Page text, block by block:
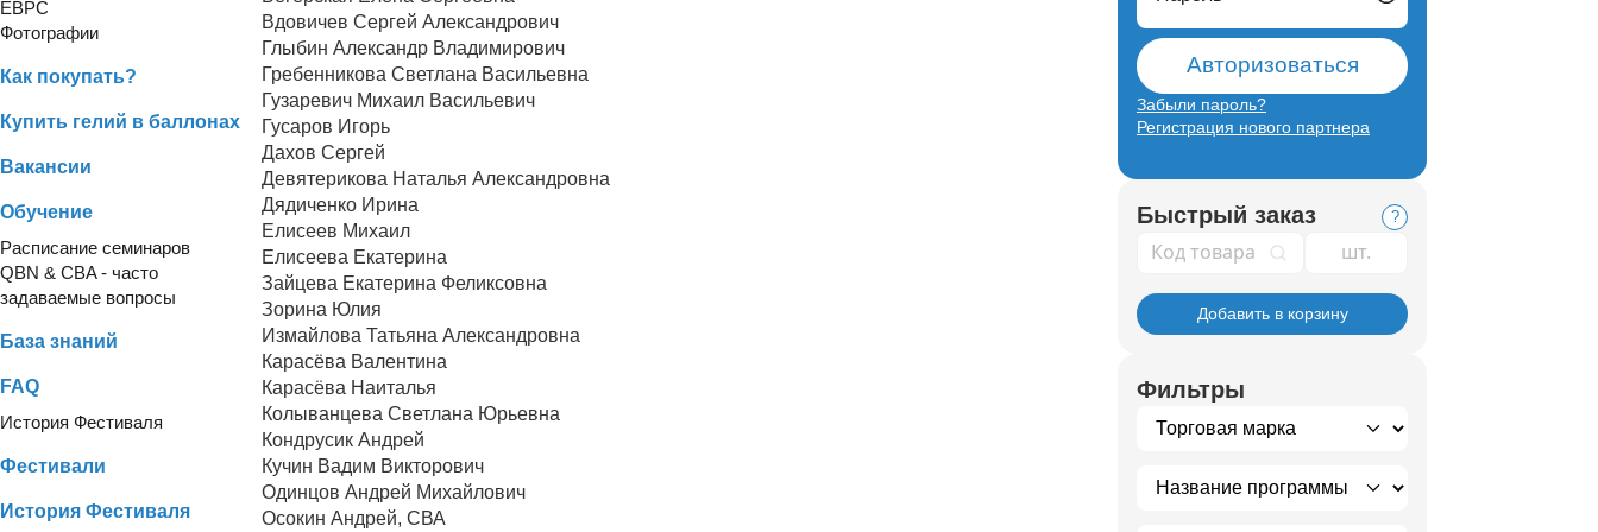
EBPC
Фотографии
Как покупать?
Купить гелий в баллонах
Вакансии
Обучение
Расписание семинаров
QBN & CBA - часто
задаваемые вопросы
База знаний
FAQ
История Фестиваля
Фестивали
История Фестиваля
Вдовичев Сергей Александрович
Глыбин Александр Владимирович
Гребенникова Светлана Васильевна
Гузаревич Михаил Васильевич
Гусаров Игорь
Дахов Сергей
Девятерикова Наталья Александровна
Дядиченко Ирина
Елисеев Михаил
Елисеева Екатерина
Зайцева Екатерина Феликсовна
Зорина Юлия
Измайлова Татьяна Александровна
Карасёва Валентина
Карасёва Наиталья
Колыванцева Светлана Юрьевна
Кондрусик Андрей
Кучин Вадим Викторович
Одинцов Андрей Михайлович
Осокин Андрей, СВА
Авторизоваться
Забыли пароль?
Регистрация нового партнера
Быстрый заказ ?
Код товара
Добавить в корзину
Фильтры